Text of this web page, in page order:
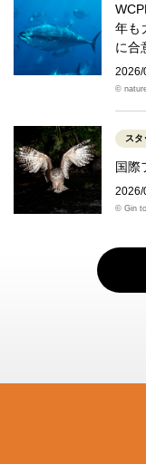
年も
に合
2026/
©
スタ
国際
2026/
© Gin